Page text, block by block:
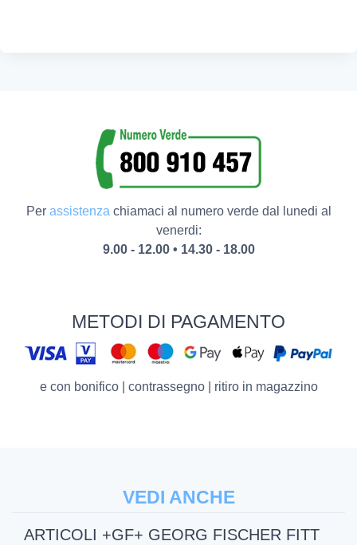
Per assistenzachiamaci al numero verde dal lunedi al
venerdi:
9.00 - 12.00 • 14.30 - 18.00
METODI DI PAGAMENTO
e con bonifico | contrassegno | ritiro in magazzino
VEDI ANCHE
ARTICOLI +GF+ GEORG FISCHER FITT